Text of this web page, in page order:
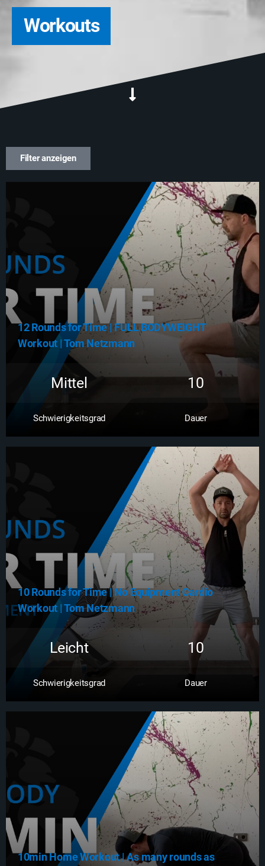
Workouts
Filter anzeigen
12 Rounds for Time | FULL BODYWEIGHT
Workout | Tom Netzmann
Mittel 10
Schwierigkeitsgrad Dauer
Zum Workout
10 Rounds for Time | No Equipment Cardio
Workout | Tom Netzmann
Leicht 10
Schwierigkeitsgrad Dauer
Zum Workout
10min Home Workout | As many rounds as